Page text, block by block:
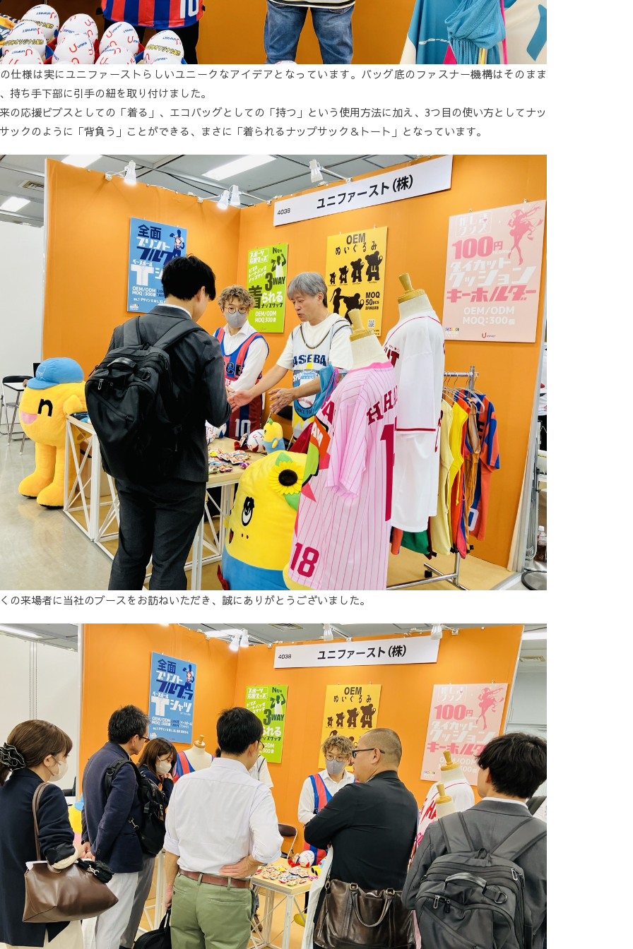
仕様は実にユニファーストらしいユニークなアイデアとなっています。バッグ底のファスナー機構はそのまま
持ち手下部に引手の紐を取り付けました。
の応援ビブスとしての「着る」、エコバッグとしての「持つ」という使用方法に加え、3つ目の使い方としてナッ
ックのように「背負う」ことができる、まさに「着られるナップサック＆トート」となっています。
の来場者に当社のブースをお訪ねいただき、誠にありがとうございました。